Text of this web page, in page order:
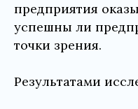
предприятия
успешны ли
точки зрения.
Результатами